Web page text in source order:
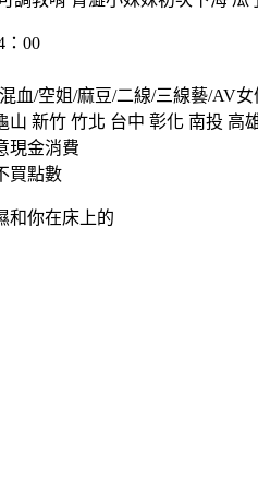
：00
血/空姐/麻豆/二線/三線藝/AV女
新竹 竹北 台中 彰化 南投 高
現金消費
買點數
和你在床上的